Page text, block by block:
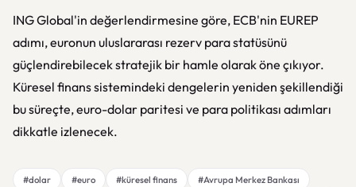
ING Global'in değerlendirmesine göre, ECB'nin EUREP
adımı, euronun uluslararası rezerv para statüsünü
güçlendirebilecek stratejik bir hamle olarak öne çıkıyor.
Küresel finans sistemindeki dengelerin yeniden şekillendiği
bu süreçte, euro-dolar paritesi ve para politikası adımları
dikkatle izlenecek.
#dolar #euro #küresel finans
#Avrupa Merkez Bankası